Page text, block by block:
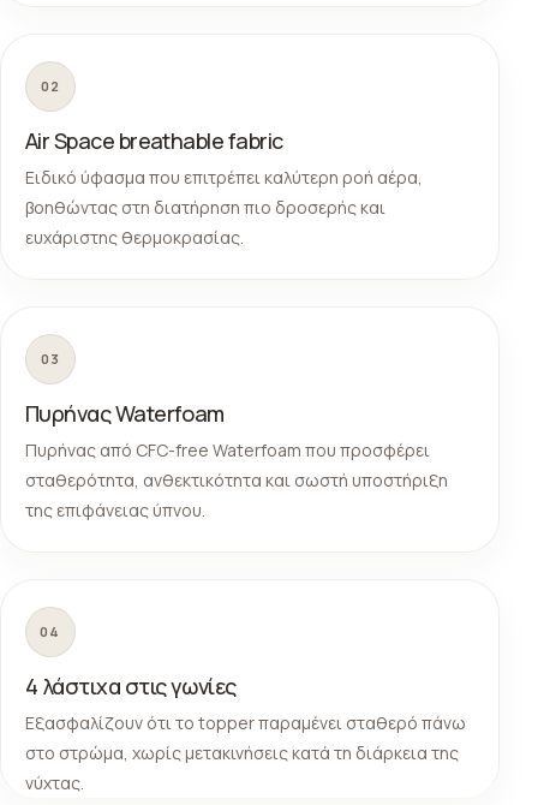
02
Air Space breathable fabric
Ειδικό ύφασμα που επιτρέπει καλύτερη ροή αέρα,
βοηθώντας στη διατήρηση πιο δροσερής και
ευχάριστης θερμοκρασίας.
03
Πυρήνας Waterfoam
Πυρήνας από CFC-free Waterfoam που προσφέρει
σταθερότητα, ανθεκτικότητα και σωστή υποστήριξη
της επιφάνειας ύπνου.
04
4 λάστιχα στις γωνίες
Εξασφαλίζουν ότι το topper παραμένει σταθερό πάνω
στο στρώμα, χωρίς μετακινήσεις κατά τη διάρκεια της
νύχτας.